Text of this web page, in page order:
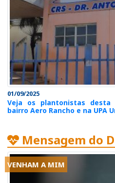
01/09/2025
Veja os plantonistas desta
bairro Aero Rancho e na UPA
Mensagem do
VENHAM A MIM